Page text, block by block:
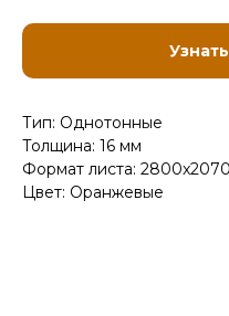
Тип: Однотонные
Толщина: 16 мм
Формат листа: 2800x2070
Цвет: Оранжевые